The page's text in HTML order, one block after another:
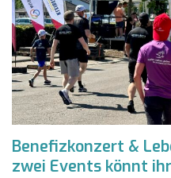
Benefizkonzert &
zwei Events könnt